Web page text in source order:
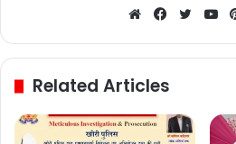
Related Articles